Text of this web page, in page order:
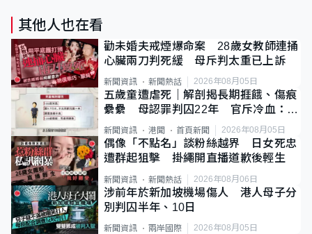
其他人也在看
勸未婚夫戒煙爆命案 28歲女教師連捅
心臟兩刀判死緩 母斥判太重已上訴
新聞資訊 新聞熱話 2026年08月05日
五歲童遭虐死｜解剖揭長期捱餓、傷痕
纍纍 母認罪判囚22年 官斥冷血：同
類案最惡劣
新聞資訊 港聞 首頁新聞 2026年08月05日
偶像「不點名」談粉絲越界 日女死忠
遭群起狙擊 掛繩開直播道歉後輕生
新聞資訊 新聞熱話 2026年08月06日
涉前年於新加坡機場傷人 港人母子分
別判囚半年、10日
新聞資訊 兩岸國際 2026年08月05日